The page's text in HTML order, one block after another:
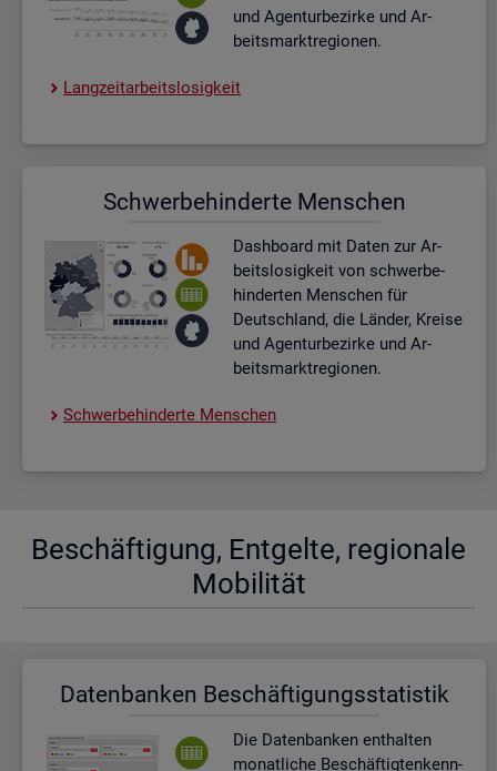
und Agen­tur­be­zir­ke und Ar­
beits­markt­re­gio­nen.
Lang­zeit­ar­beits­lo­sig­keit
Schwer­be­hin­der­te Men­schen
Dash­board mit Daten zur Ar­
beits­lo­sig­keit von schwer­be­
hin­der­ten Men­schen für
Deutsch­land, die Län­der, Krei­se
und Agen­tur­be­zir­ke und Ar­
beits­markt­re­gio­nen.
Schwer­be­hin­der­te Men­schen
Be­schäf­ti­gung, Ent­gel­te, re­gio­na­le
Mo­bi­li­tät
Da­ten­ban­ken Be­schäf­ti­gungs­sta­tis­tik
Die Da­ten­ban­ken ent­hal­ten
mo­nat­li­che Be­schäf­tig­ten­kenn­